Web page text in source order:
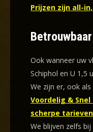
Prijzen zijn all-
Ook wanneer uw
Schiphol en U 1,5
We zijn er, ook
Voordelig &
scherpe
We blijven zelfs